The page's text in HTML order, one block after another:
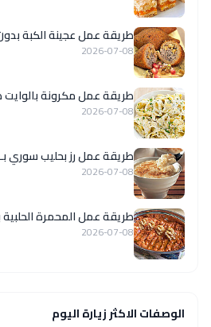
طريقة عمل عجينة الكبة
2026-07-08
طريقة عمل مكرونة
2026-07-08
طريقة عمل رز بحليب سوري بـ 5 مكونات
2026-07-08
طريقة عمل المحمرة الحلبية
2026-07-08
الوصفات الاكثر زيارة اليوم